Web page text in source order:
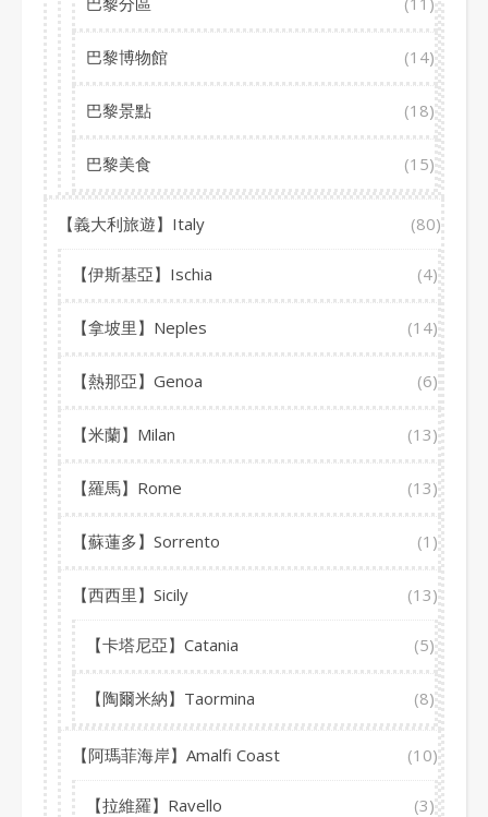
巴黎博物館 (14)
巴黎景點 (18)
巴黎美食 (15)
【義大利旅遊】Italy (80)
【伊斯基亞】Ischia (4)
【拿坡里】Neples (14)
【熱那亞】Genoa (6)
【米蘭】Milan (13)
【羅馬】Rome (13)
【蘇蓮多】Sorrento (1)
【西西里】Sicily (13)
【卡塔尼亞】Catania (5)
【陶爾米納】Taormina (8)
【阿瑪菲海岸】Amalfi Coast (10)
【拉維羅】Ravello (3)